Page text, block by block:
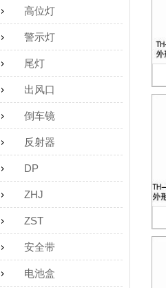
高位灯
警示灯
尾灯
出风口
倒车镜
反射器
DP
ZHJ
ZST
安全带
电池盒